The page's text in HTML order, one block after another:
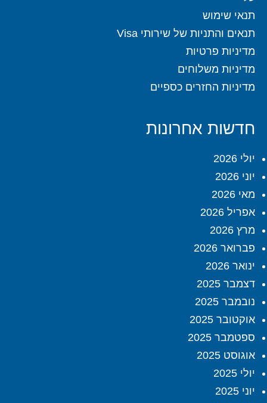
תנאי שימוש
תנאים והתניות של שירותי Visa
מדיניות פרטיות
מדיניות משלוחים
מדיניות החזרים כספיים
חדשות אחרונות
יולי 2026
יוני 2026
מאי 2026
אפריל 2026
מרץ 2026
פברואר 2026
ינואר 2026
דצמבר 2025
נובמבר 2025
אוקטובר 2025
ספטמבר 2025
אוגוסט 2025
יולי 2025
יוני 2025